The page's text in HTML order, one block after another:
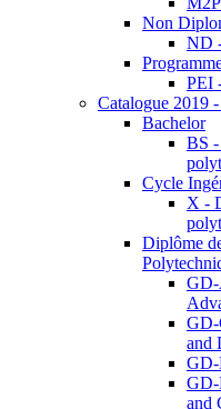
Non
ND
PEI
Catalogue 2019
Bachelor
BS
Cycle
X -
Diplôme
GD-
GD-
and
GD-
GD-
and